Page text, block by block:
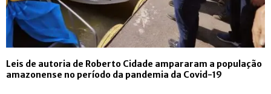
Leis de autoria de Roberto Cidade ampararam a população
amazonense no período da pandemia da Covid-19